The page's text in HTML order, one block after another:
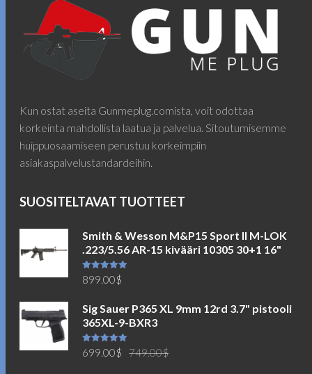
Kun ostat aseita Gunmeplug.comista, voit odottaa
korkeinta mahdollista laatua ja palvelua. Sitoutumisemme
huippuosaamiseen perustuu korkeimpiin
asiakaspalvelustandardeihin.
SUOSITELTAVAT TUOTTEET
Smith & Wesson M&P15 Sport II M-LOK
.223/5.56 AR-15 kivääri 10305 30+1 16"
Arvostelu
tuotteesta:
899.00$
Sig Sauer P365 XL 9mm 12rd 3.7" pistooli
365XL-9-BXR3
Arvostelu
tuotteesta:
749.00$
699.00$